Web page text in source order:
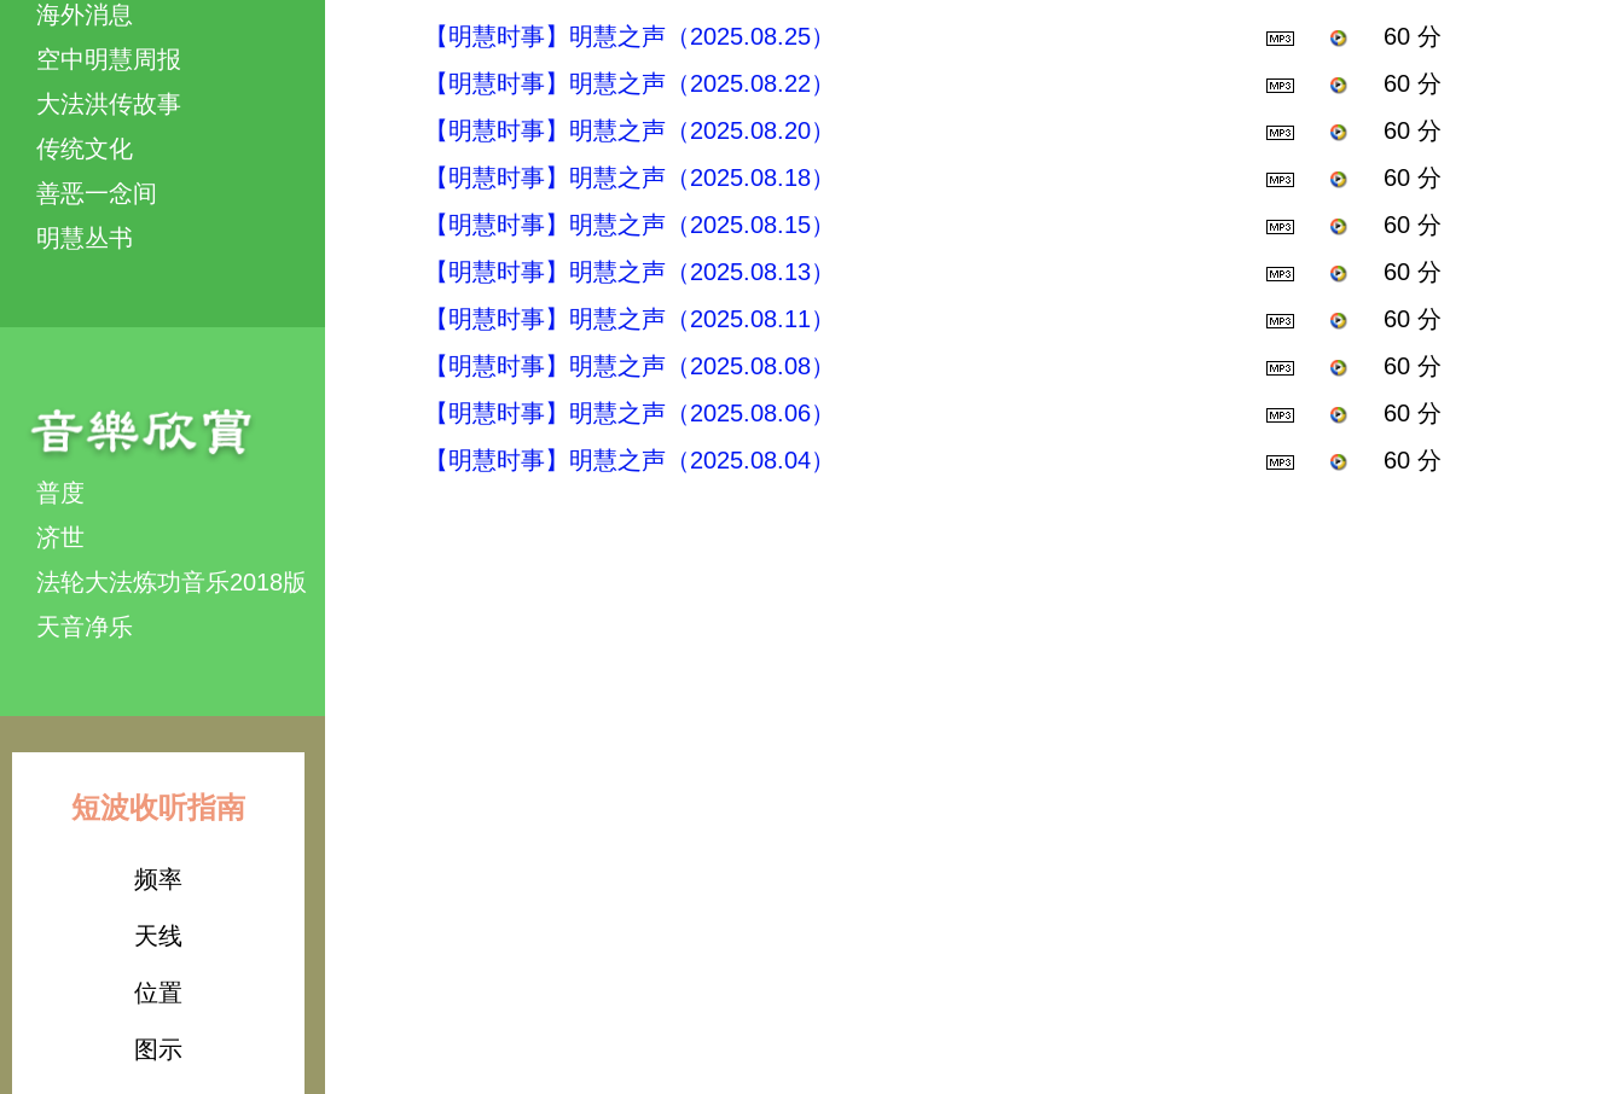
海外消息
空中明慧周报
大法洪传故事
传统文化
善恶一念间
明慧丛书
普度
济世
法轮大法炼功音乐2018版
天音净乐
短波收听指南
频率
天线
位置
图示
【明慧时事】明慧之声（2025.08.25）
60 分
【明慧时事】明慧之声（2025.08.22）
60 分
【明慧时事】明慧之声（2025.08.20）
60 分
【明慧时事】明慧之声（2025.08.18）
60 分
【明慧时事】明慧之声（2025.08.15）
60 分
【明慧时事】明慧之声（2025.08.13）
60 分
【明慧时事】明慧之声（2025.08.11）
60 分
【明慧时事】明慧之声（2025.08.08）
60 分
【明慧时事】明慧之声（2025.08.06）
60 分
【明慧时事】明慧之声（2025.08.04）
60 分